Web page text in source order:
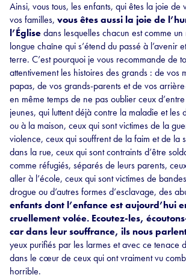
Ainsi, vous tous, les enfants, qui êtes la joie de
vos familles, vous êtes aussi la joie de
l’Églisedans lesquelles chacun est comme un
longue chaîne qui s’étend du passé à l’avenir
terre. C’est pourquoi je vous recommande de
attentivement les histoires des grands : de vos
papas, de vos grands-parents et de vos
en même temps de ne pas oublier ceux
jeunes, qui luttent déjà contre la maladie et les
ou à la maison, ceux qui sont victimes de la
violence, ceux qui souffrent de la faim et de la
dans la rue, ceux qui sont contraints d’être
comme réfugiés, séparés de leurs parents,
aller à l’école, ceux qui sont victimes de
drogue ou d’autres formes d’esclavage, des
enfants dont l’enfance est aujourd’hui
cruellement volée. Ecoutez-les,
car dans leur souffrance, ils nous
yeux purifiés par les larmes et avec ce tenace
dans le cœur de ceux qui ont vraiment vu
horrible.